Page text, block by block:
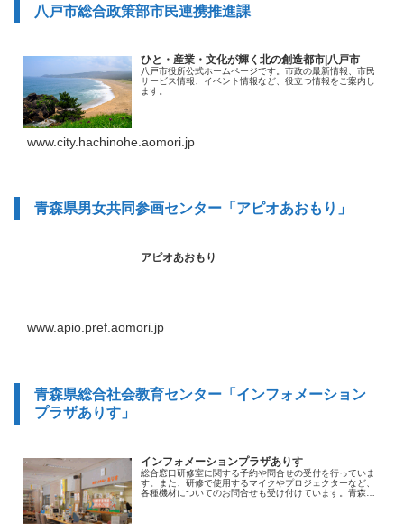
八戸市総合政策部市民連携推進課
ひと・産業・文化が輝く北の創造都市|八戸市
八戸市役所公式ホームページです。市政の最新情報、市民
サービス情報、イベント情報など、役立つ情報をご案内し
ます。
www.city.hachinohe.aomori.jp
青森県男女共同参画センター「アピオあおもり」
アピオあおもり
www.apio.pref.aomori.jp
青森県総合社会教育センター「インフォメーション
プラザありす」
インフォメーションプラザありす
総合窓口研修室に関する予約や問合せの受付を行っていま
す。また、研修で使用するマイクやプロジェクターなど、
各種機材についてのお問合せも受け付けています。青森県